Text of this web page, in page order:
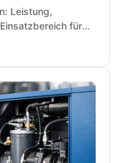
Leistung,
für